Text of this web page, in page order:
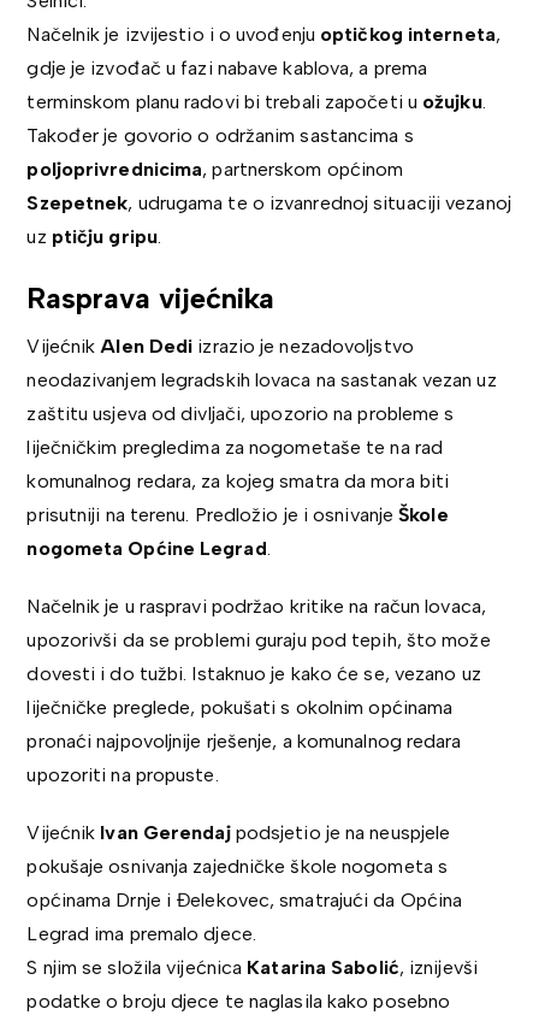
Načelnik je izvijestio i o uvođenju optičkog interneta,
gdje je izvođač u fazi nabave kablova, a prema
terminskom planu radovi bi trebali započeti u ožujku.
Također je govorio o održanim sastancima s
poljoprivrednicima, partnerskom općinom
Szepetnek, udrugama te o izvanrednoj situaciji vezanoj
uz ptičju gripu.
Rasprava vijećnika
VijećnikAlen Dedi izrazio je nezadovoljstvo
neodazivanjem legradskih lovaca na sastanak vezan uz
zaštitu usjeva od divljači, upozorio na probleme s
liječničkim pregledima za nogometaše te na rad
komunalnog redara, za kojeg smatra da mora biti
prisutniji na terenu. Predložio je i osnivanjeŠkole
nogometa Općine Legrad.
Načelnik je u raspravi podržao kritike na račun lovaca,
upozorivši da se problemi guraju pod tepih, što može
dovesti i do tužbi. Istaknuo je kako će se, vezano uz
liječničke preglede, pokušati s okolnim općinama
pronaći najpovoljnije rješenje, a komunalnog redara
upozoriti na propuste.
Vijećnik Ivan Gerendajpodsjetio je na neuspjele
pokušaje osnivanja zajedničke škole nogometa s
općinama Drnje i Đelekovec, smatrajući da Općina
Legrad ima premalo djece.
S njim se složila vijećnica Katarina Sabolić, iznijevši
podatke o broju djece te naglasila kako posebno